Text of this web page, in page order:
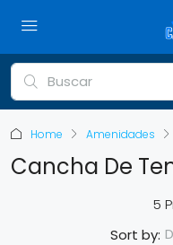
Home Amenidades
Cancha De
5
Sort by: